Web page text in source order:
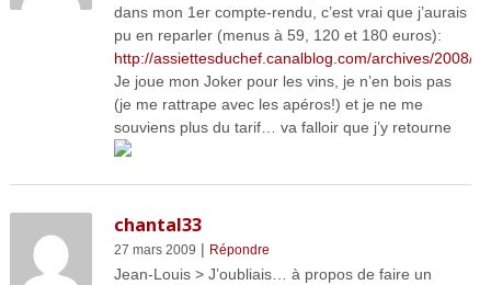
dans mon 1er compte-rendu, c’est vrai que j’aurais
pu en reparler (menus à 59, 120 et 180 euros):
http://assiettesduchef.canalblog.com/archives/2008/
Je joue mon Joker pour les vins, je n’en bois pas
(je me rattrape avec les apéros!) et je ne me
souviens plus du tarif… va falloir que j’y retourne
chantal33
27 mars 2009 | Répondre
Jean-Louis > J’oubliais… à propos de faire un